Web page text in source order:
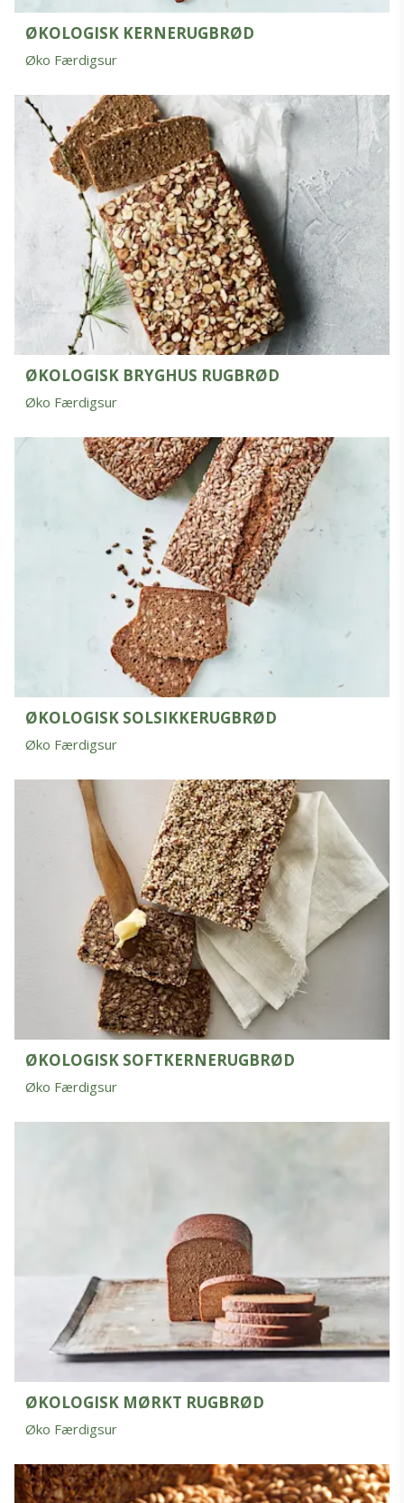
ØKOLOGISK KERNERUGBRØD
Øko Færdigsur
ØKOLOGISK BRYGHUS RUGBRØD
Øko Færdigsur
ØKOLOGISK SOLSIKKERUGBRØD
Øko Færdigsur
ØKOLOGISK SOFTKERNERUGBRØD
Øko Færdigsur
ØKOLOGISK MØRKT RUGBRØD
Øko Færdigsur